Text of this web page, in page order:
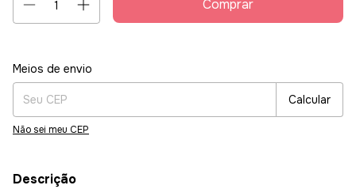
Entregas para o CEP:
Meios de envio
Calcular
Não sei meu CEP
Descrição